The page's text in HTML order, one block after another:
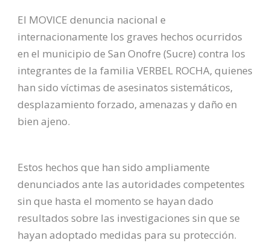
El MOVICE denuncia nacional e
internacionamente los graves hechos ocurridos
en el municipio de San Onofre (Sucre) contra los
integrantes de la familia VERBEL ROCHA, quienes
han sido víctimas de asesinatos sistemáticos,
desplazamiento forzado, amenazas y daño en
bien ajeno.
Estos hechos que han sido ampliamente
denunciados ante las autoridades competentes
sin que hasta el momento se hayan dado
resultados sobre las investigaciones sin que se
hayan adoptado medidas para su protección.